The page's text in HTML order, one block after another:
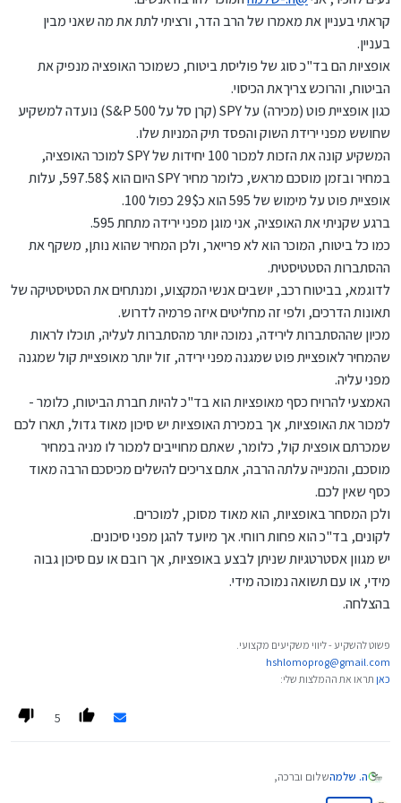
קראתי בעניין את מאמרו של הרב הדר, ורציתי לתת את מה שאני מבין
בעניין.
אופציות הם בד"כ סוג של פוליסת ביטוח, כשמוכר האופציה מנפיק את
הביטוח, והרוכש צריךאת הכיסוי.
כגון אופציית פוט (מכירה) על SPY (קרן סל על S&P 500) נועדה למשקיע
שחושש מפני ירידת השוק והפסד תיק המניות שלו.
המשקיע קונה את הזכות למכור 100 יחידות של SPY למוכר האופציה,
במחיר ובזמן מוסכם מראש, כלומר מחיר SPY היום הוא 597.58$, עלות
אופציית פוט על מימוש של 595 הוא כ29$ כפול 100.
ברגע שקניתי את האופציה, אני מוגן מפני ירידה מתחת 595.
כמו כל ביטוח, המוכר הוא לא פרייאר, ולכן המחיר שהוא נותן, משקף את
ההסתברות הסטטיסטית.
לדוגמא, בביטוח רכב, יושבים אנשי המקצוע, ומנתחים את הסטיסטיקה של
תאונות הדרכים, ולפי זה מחליטים איזה פרמיה לדרוש.
מכיון שההסתברות לירידה, נמוכה יותר מהסתברות לעליה, תוכלו לראות
שהמחיר לאופציית פוט שמגנה מפני ירידה, זול יותר מאופציית קול שמגנה
מפני עליה.
האמצעי להרויח כסף מאופציות הוא בד"כ להיות חברת הביטוח, כלומר -
למכור את האופציות, אך במכירת האופציות יש סיכון מאוד גדול, תארו לכם
שמכרתם אופצית קול, כלומר, שאתם מחוייבים למכור לו מניה במחיר
מוסכם, והמנייה עלתה הרבה, אתם צריכים להשלים מכיסכם הרבה מאוד
כסף שאין לכם.
ולכן המסחר באופציות, הוא מאוד מסוכן, למוכרים.
לקונים, בד"כ הוא פחות רווחי. אך מיועד להגן מפני סיכונים.
יש מגוון אסטרטגיות שניתן לבצע באופציות, אך רובם או עם סיכון גבוה
מידי, או עם תשואה נמוכה מידי.
בהצלחה.
פשוט להשקיע - ליווי משקיעים מקצועי.
hshlomoprog@gmail.com
כאן תראו את ההמלצות שלי:
5
ה. שלמהשלום וברכה,
נעים להכיר, אני